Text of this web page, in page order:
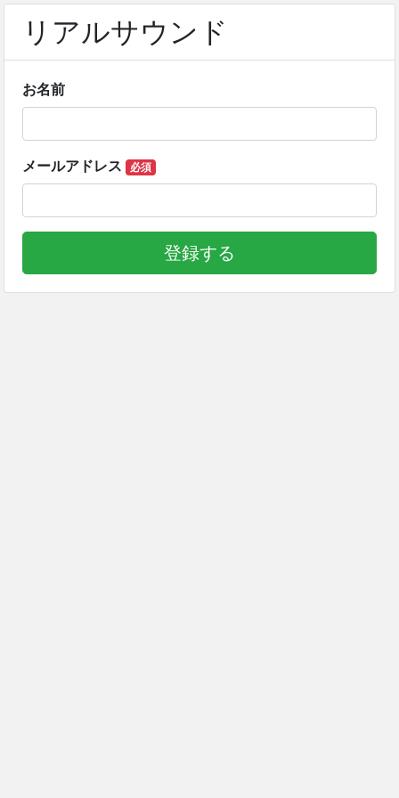
リアルサウンド
お名前
メールアドレス 必須
登録する